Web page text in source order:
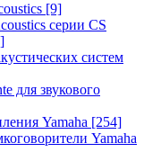
[9]
серии CS
систем
для звукового
Yamaha [254]
Yamaha